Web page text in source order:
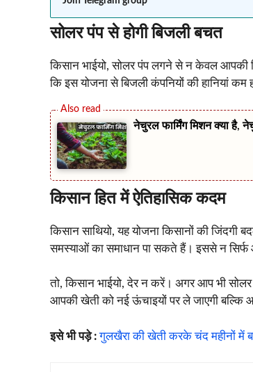
सोलर पंप से होगी बिजली बचत
किसान भाईयो, सोलर पंप लगने से न केवल आपकी
कि इस योजना से बिजली कंपनियों की हानियां कम
नेचुरल फार्मिंग मिशन क्या है,
किसान हित में ऐतिहासिक कदम
किसान साथियो, यह योजना किसानों की
समस्याओं का समाधान पा सकते हैं। इससे न
तो, किसान भाईयो, देर न करें। अगर आप भी
आपकी खेती को नई ऊंचाइयों पर ले जाएगी बल्कि
इसे भी पड़े :गुलखैरा की खेती करके चंद महीनों में